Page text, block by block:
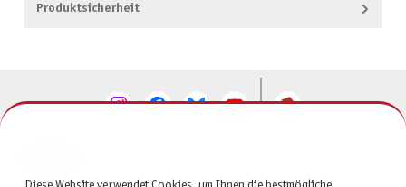
Produktsicherheit